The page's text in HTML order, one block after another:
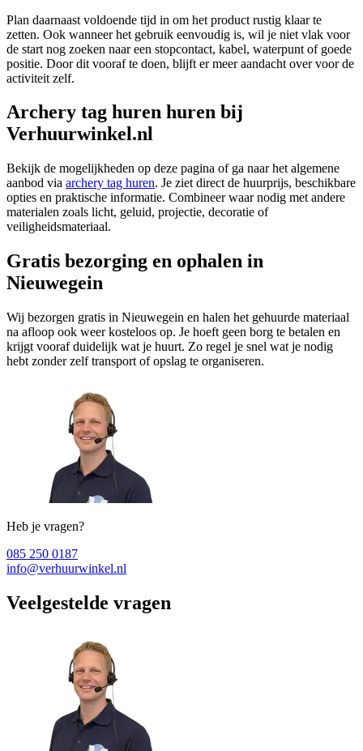
Plan daarnaast voldoende tijd in om het product rustig klaar te
zetten. Ook wanneer het gebruik eenvoudig is, wil je niet vlak voor
de start nog zoeken naar een stopcontact, kabel, waterpunt of goede
positie. Door dit vooraf te doen, blijft er meer aandacht over voor de
activiteit zelf.
Archery tag huren huren bij
Verhuurwinkel.nl
Bekijk de mogelijkheden op deze pagina of ga naar het algemene
aanbod via archery tag huren. Je ziet direct de huurprijs, beschikbare
opties en praktische informatie. Combineer waar nodig met andere
materialen zoals licht, geluid, projectie, decoratie of
veiligheidsmateriaal.
Gratis bezorging en ophalen in
Nieuwegein
Wij bezorgen gratis in Nieuwegein en halen het gehuurde materiaal
na afloop ook weer kosteloos op. Je hoeft geen borg te betalen en
krijgt vooraf duidelijk wat je huurt. Zo regel je snel wat je nodig
hebt zonder zelf transport of opslag te organiseren.
Heb je vragen?
085 250 0187
info@verhuurwinkel.nl
Veelgestelde vragen